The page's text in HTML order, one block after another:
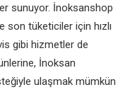
sunuyor. İnoksanshop
son tüketiciler için hızlı
gibi hizmetler de
İnoksan
ulaşmak mümkün